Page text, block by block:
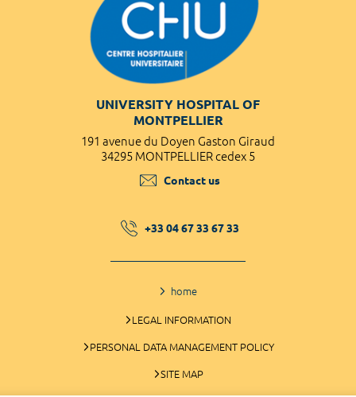
UNIVERSITY HOSPITAL OF
MONTPELLIER
191 avenue du Doyen Gaston Giraud
34295 MONTPELLIER cedex 5
Contact us
+33 04 67 33 67 33
home
LEGAL INFORMATION
PERSONAL DATA MANAGEMENT POLICY
SITE MAP